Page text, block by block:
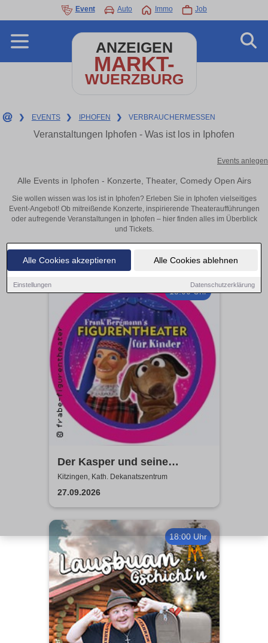
Alle Cookies akzeptieren Alle Cookies ablehnen
Einstellungen Datenschutzerklärung
Event Auto Immo Job
ANZEIGEN
MARKT-
WUERZBURG
❯ EVENTS ❯ IPHOFEN ❯ VERBRAUCHERMESSEN
Veranstaltungen Iphofen - Was ist los in Iphofen
Events anlegen
Alle Events in Iphofen - Konzerte, Theater, Comedy Open Airs
Sie wollen wissen was los ist in Iphofen? Erleben Sie in Iphofen vielseitiges
Event-Angebot! Ob mitreißende Konzerte, inspirierende Theateraufführungen
oder aufregende Veranstaltungen in Iphofen – hier finden alles im Überblick
und Tickets.
15:00 Uhr
Der Kasper und seine
Freunde kommen zu euch!
frabe-figurentheater
Kitzingen, Kath. Dekanatszentrum
27.09.2026
18:00 Uhr